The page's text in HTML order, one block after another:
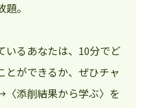
。
いるあなたは、10分でど
とができるか、ぜひチャ
添削結果から学ぶ〉を